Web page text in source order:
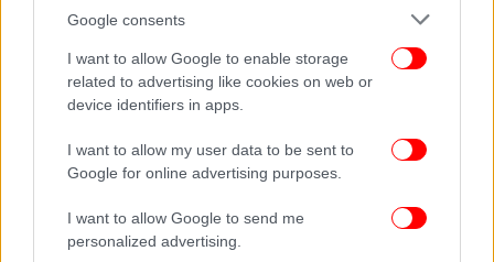
Google consents
I want to allow Google to enable storage
related to advertising like cookies on web or
device identifiers in apps.
I want to allow my user data to be sent to
Google for online advertising purposes.
I want to allow Google to send me
personalized advertising.